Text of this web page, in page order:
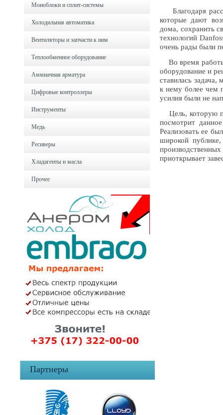
Моноблоки и cплит-системы
Холодильная автоматика
Вентиляторы и запчасти к ним
Теплообменное оборудование
Аммиачная арматура
Цифровые контроллеры
Инструменты
Медь
Ресиверы
Хладагенты и масла
Прочее
Партнеры
Благодаря
которые дают
дома, сохранить
технологий
очень рады были
Во время работы
оборудование и
ставилась
к нему более чем
усилия были не
Цель, которую
посмотрит
Реализовать ее
широкой
приоткрывает